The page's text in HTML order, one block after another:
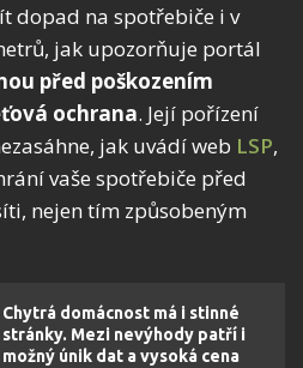
dopad na spotřebiče i v
jak upozorňuje portál
před poškozením
ochrana. Její pořízení
jak uvádí web LSP,
vaše spotřebiče před
nejen tím způsobeným
Chytrá domácnost má i stinné
stránky. Mezi nevýhody patří i
možný únik dat a vysoká cena